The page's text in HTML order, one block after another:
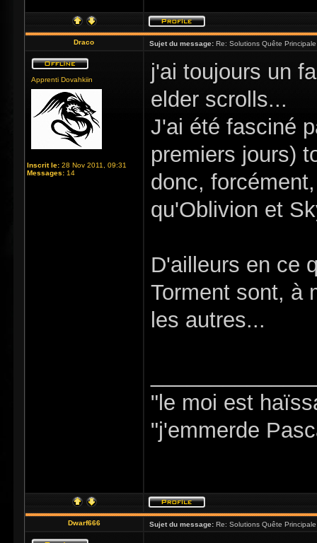
Draco Sujet du message: Re: Solutions Quête
Apprenti Dovahkiin
Inscrit le: 28 Nov 2011, 09:31
Messages: 14
j'ai toujours un
elder scrolls...
J'ai été fasciné
premiers jours)
donc,
qu'Oblivion et
D'ailleurs en ce
Torment sont, à
les autres...
"le moi est
"j'emmerde
Dwarf666 Sujet du message: Re: Solutions Quête